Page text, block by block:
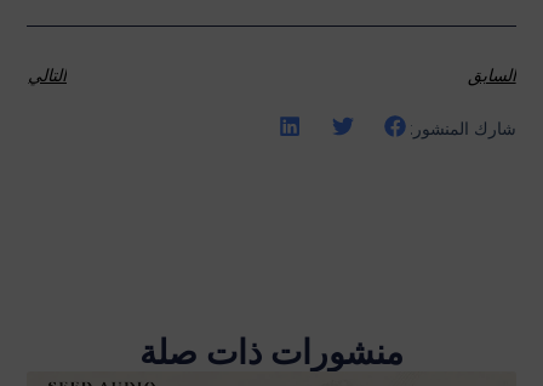
السابق التالي
شارك المنشور:
منشورات ذات صلة